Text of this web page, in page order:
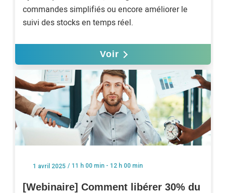
commandes simplifiés ou encore améliorer le
suivi des stocks en temps réel.
Voir
1 avril 2025 / 11 h 00 min - 12 h 00 min
[Webinaire] Comment libérer 30% du